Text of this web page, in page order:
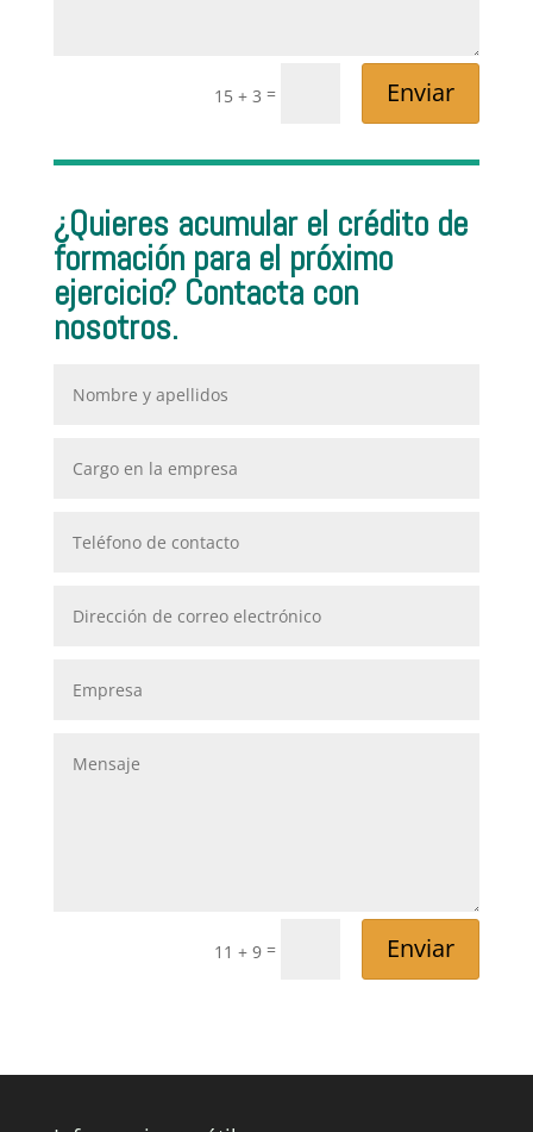
15 + 3 = Enviar
¿Quieres acumular el crédito de
formación para el próximo
ejercicio? Contacta con
nosotros.
11 + 9 = Enviar